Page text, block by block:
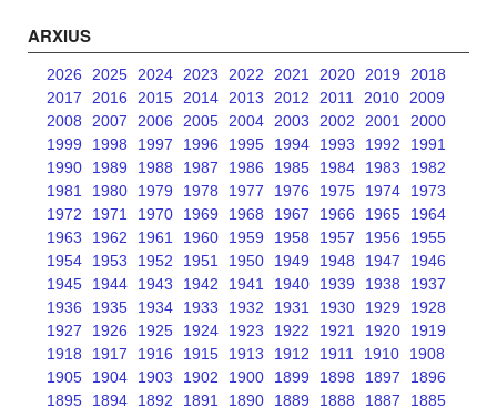
ARXIUS
2026 2025 2024 2023 2022 2021 2020 2019
2018
2017
2016 2015 2014 2013 2012 2011 2010 2009
2008
2007 2006 2005 2004 2003 2002 2001
2000
1999
1998 1997 1996 1995 1994 1993 1992
1991
1990
1989 1988 1987 1986 1985 1984 1983
1982
1981
1980 1979 1978 1977 1976 1975 1974
1973
1972
1971 1970 1969 1968 1967 1966 1965
1964
1963
1962 1961 1960 1959 1958 1957 1956
1955
1954
1953 1952 1951 1950 1949 1948 1947
1946
1945
1944 1943 1942 1941 1940 1939 1938
1937
1936
1935 1934 1933 1932 1931 1930 1929
1928
1927
1926 1925 1924 1923 1922 1921 1920
1919
1918
1917 1916 1915 1913 1912 1911 1910
1908
1905
1904 1903 1902 1900 1899 1898 1897
1896
1895
1894 1892 1891 1890 1889 1888 1887
1885